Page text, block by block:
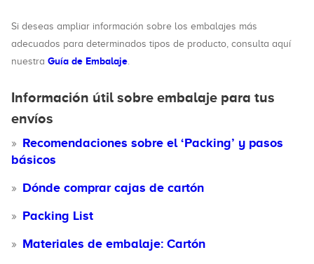
Si deseas ampliar información sobre los embalajes más
adecuados para determinados tipos de producto, consulta aquí
nuestra Guía de Embalaje.
Información útil sobre embalaje para tus
envíos
Recomendaciones sobre el ‘Packing’ y pasos
básicos
Dónde comprar cajas de cartón
Packing List
Materiales de embalaje: Cartón